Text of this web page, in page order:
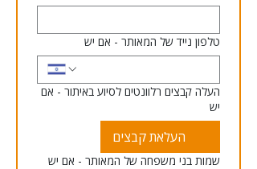
טלפון נייד של המאותר - אם יש
העלה קבצים רלוונטים לסיוע באיתור - אם
יש
העלאת קבצים
שמות בני משפחה של המאותר - אם יש